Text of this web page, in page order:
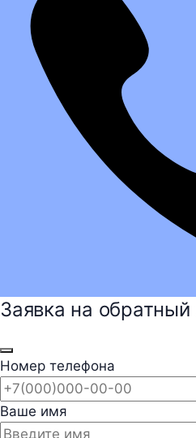
Заявка на обратный
Номер телефона
Ваше имя